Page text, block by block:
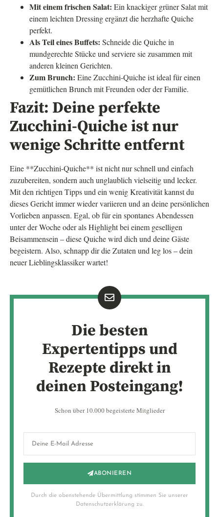
Mit einem frischen Salat: Ein knackiger grüner Salat mit
einem leichten Dressing ergänzt die herzhafte Quiche
perfekt.
Als Teil eines Buffets: Schneide die Quiche in
mundgerechte Stücke und serviere sie zusammen mit
anderen kleinen Gerichten.
Zum Brunch: Eine Zucchini-Quiche ist ideal für einen
gemütlichen Brunch mit Freunden oder der Familie.
Fazit: Deine perfekte
Zucchini-Quiche ist nur
wenige Schritte entfernt
Eine **Zucchini-Quiche** ist nicht nur schnell und einfach
zuzubereiten, sondern auch unglaublich vielseitig und lecker.
Mit den richtigen Tipps und ein wenig Kreativität kannst du
dieses Gericht immer wieder variieren und an deine persönlichen
Vorlieben anpassen. Egal, ob für ein spontanes Abendessen
unter der Woche oder als Highlight bei einem geselligen
Beisammensein – diese Quiche wird dich und deine Gäste
begeistern. Also, schnapp dir die Zutaten und leg los – dein
neuer Lieblingsklassiker wartet!
Die besten
Expertentipps und
Rezepte direkt in
deinen Posteingang!
Schon über 10.000 begeisterte Mitglieder
ABONIEREN
Durch die obenstehende Übermittlung stimmen Sie unserer
Datenschutzerklärung zu.